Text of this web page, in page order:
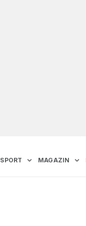
SPORT MAGAZIN